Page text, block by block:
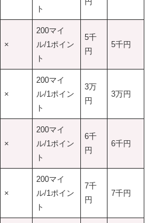
ト
×
200マイ
ル/1ポイン
ト
5千
円
5千円
×
200マイ
ル/1ポイン
ト
3万
円
3万円
×
200マイ
ル/1ポイン
ト
6千
円
6千円
×
200マイ
ル/1ポイン
ト
7千
円
7千円